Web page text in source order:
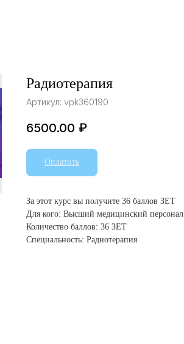
Радиотерапия
Артикул: vpk360190
6500.00 ₽
Оплатить
За этот курс вы получите 36 баллов ЗЕТ
Для кого: Высший медицинский персонал
Количество баллов: 36 ЗЕТ
Специальность: Радиотерапия